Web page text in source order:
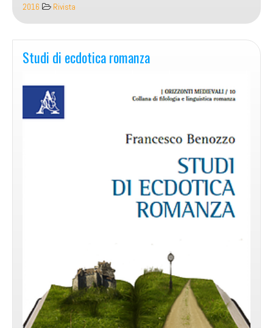
2016
Rivista
Studi di ecdotica romanza